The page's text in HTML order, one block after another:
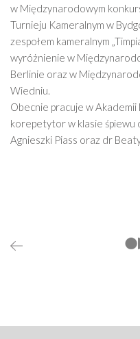
w Międzynarodowym
Turnieju Kameralnym w
zespołem kameralnym
wyróżnienie w
Berlinie oraz w
Wiedniu.
Obecnie pracuje w
korepetytor w klasie
Agnieszki Piass oraz dr